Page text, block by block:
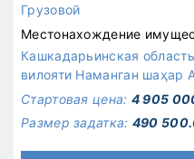
Грузовой
Местонахождение
Кашкадарьинская
вилояти Наманган шаҳар
Стартовая цена: 4 905
Размер задатка: 490